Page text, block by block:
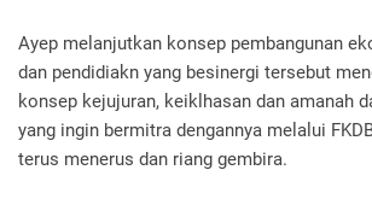
Ayep melanjutkan konsep pembangunan
dan pendidiakn yang besinergi tersebut
konsep kejujuran, keiklhasan dan amanah
yang ingin bermitra dengannya melalui
terus menerus dan riang gembira.